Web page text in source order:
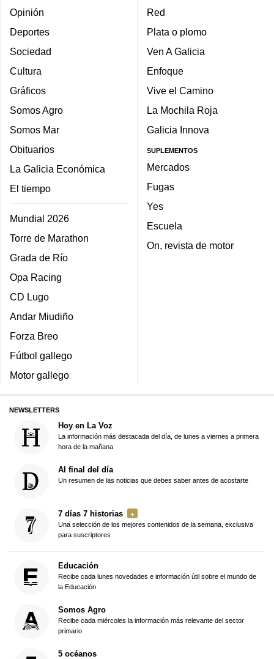
Opinión
Deportes
Sociedad
Cultura
Gráficos
Somos Agro
Somos Mar
Obituarios
La Galicia Económica
El tiempo
Mundial 2026
Torre de Marathon
Grada de Río
Opa Racing
CD Lugo
Andar Miudiño
Forza Breo
Fútbol gallego
Motor gallego
Red
Plata o plomo
Ven A Galicia
Enfoque
Vive el Camino
La Mochila Roja
Galicia Innova
SUPLEMENTOS
Mercados
Fugas
Yes
Escuela
On, revista de motor
NEWSLETTERS
Hoy en La Voz
La información más destacada del día, de lunes a viernes a primera
hora de la mañana
Al final del día
Un resumen de las noticias que debes saber antes de acostarte
7 días 7 historias
Una selección de los mejores contenidos de la semana, exclusiva
para suscriptores
Educación
Recibe cada lunes novedades e información útil sobre el mundo de
la Educación
Somos Agro
Recibe cada miércoles la información más relevante del sector
primario
5 océanos